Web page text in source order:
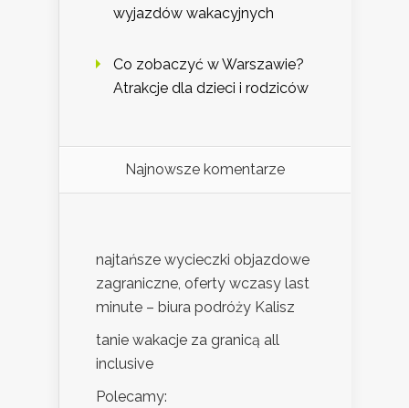
wyjazdów wakacyjnych
Co zobaczyć w Warszawie?
Atrakcje dla dzieci i rodziców
Najnowsze komentarze
najtańsze wycieczki objazdowe
zagraniczne, oferty wczasy last
minute – biura podróży Kalisz
tanie wakacje za granicą all
inclusive
Polecamy: